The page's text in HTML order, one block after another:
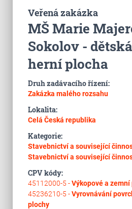
Veřená zakázka
MŠ Marie
Sokolov -
herní plocha
Druh zadávacího řízení:
Zakázka malého rozsahu
Lokalita:
Celá Česká republika
Kategorie:
Stavebnictví a související
Stavebnictví a související
CPV kódy:
45112000-5 -Výkopové a zemní
45236210-5 -Vyrovnávání
plochy